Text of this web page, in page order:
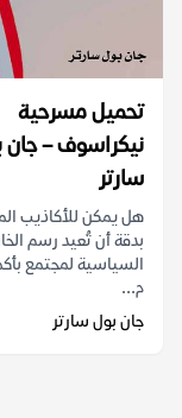
تحميل مسرحية
نيكراسوف – جان
سارتر
هل يمكن للأكاذيب
بدقة أن تُعيد رسم
السياسية لمجتمع
م...
جان بول سارتر